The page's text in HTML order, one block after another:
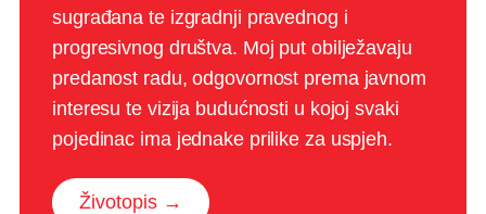
sugrađana te izgradnji pravednog i
progresivnog društva. Moj put obilježavaju
predanost radu, odgovornost prema javnom
interesu te vizija budućnosti u kojoj svaki
pojedinac ima jednake prilike za uspjeh.
Životopis →